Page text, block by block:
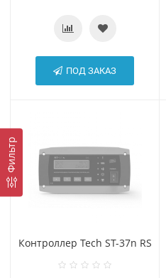
Фильтр
ПОД ЗАКАЗ
Контроллер Tech ST-37n RS